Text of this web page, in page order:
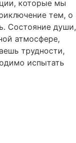
которые мы
тем, о
Состояние души,
атмосфере,
трудности,
испытать